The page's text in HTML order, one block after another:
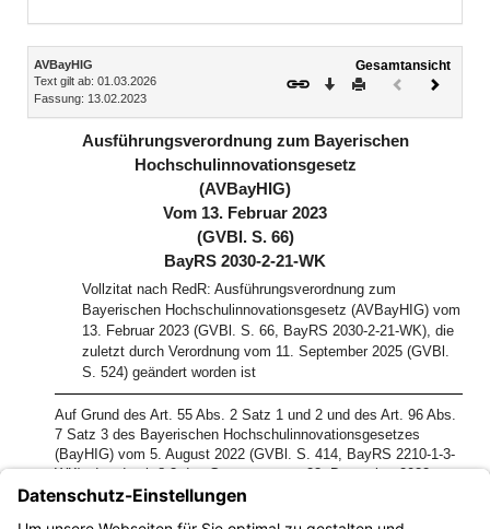
Inhalt
AVBayHIG
Text gilt ab: 01.03.2026
Fassung: 13.02.2023
Gesamtansicht
Download
DruckenVorheriges
(inaktiv)
Ausführungsverordnung zum Bayerischen
Hochschulinnovationsgesetz
(AVBayHIG)
Vom 13. Februar 2023
(GVBl. S. 66)
BayRS 2030-2-21-WK
Vollzitat nach RedR: Ausführungsverordnung zum
Bayerischen Hochschulinnovationsgesetz (AVBayHIG) vom
13. Februar 2023 (GVBl. S. 66, BayRS 2030-2-21-WK), die
zuletzt durch Verordnung vom 11. September 2025 (GVBl.
S. 524) geändert worden ist
Auf Grund des Art. 55 Abs. 2 Satz 1 und 2 und des Art. 96 Abs.
7 Satz 3 des Bayerischen Hochschulinnovationsgesetzes
(BayHIG) vom 5. August 2022 (GVBl. S. 414, BayRS 2210-1-3-
WK), das durch § 3 des Gesetzes vom 23. Dezember 2022
(GVBl. S. 709) geändert worden ist, verordnet das Bayerische